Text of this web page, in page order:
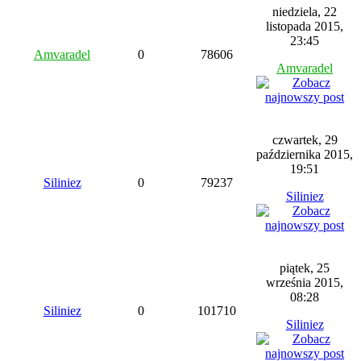
Amvaradel 0 78606
niedziela, 22
listopada 2015,
23:45
Amvaradel
Siliniez 0 79237
czwartek, 29
października 2015,
19:51
Siliniez
Siliniez 0 101710
piątek, 25
września 2015,
08:28
Siliniez